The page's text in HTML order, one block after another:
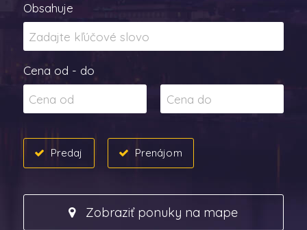
Obsahuje
Cena od - do
Predaj Prenájom
Zobraziť ponuky na mape